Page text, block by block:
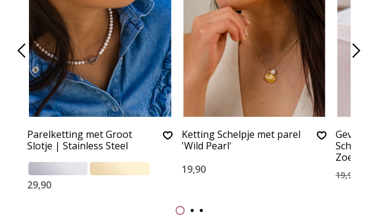
Parelketting met Groot
Slotje | Stainless Steel
29,90
Ketting Schelpje met parel
'Wild Pearl'
19,90
19,90